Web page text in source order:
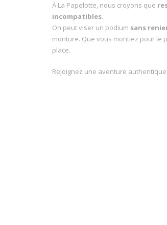
À La Papelotte, nous croyons que
incompatibles.
On peut viser un podium sans
monture. Que vous montiez pour le
place.
Rejoignez une aventure